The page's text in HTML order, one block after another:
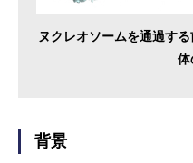
ヌクレオソームを通過す
体
背景